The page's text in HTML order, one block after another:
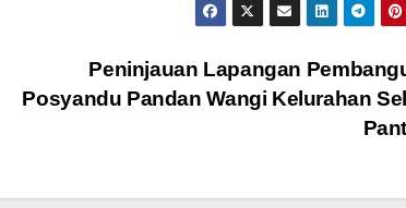
Peninjauan Lapangan
Posyandu Pandan Wangi Kelurahan